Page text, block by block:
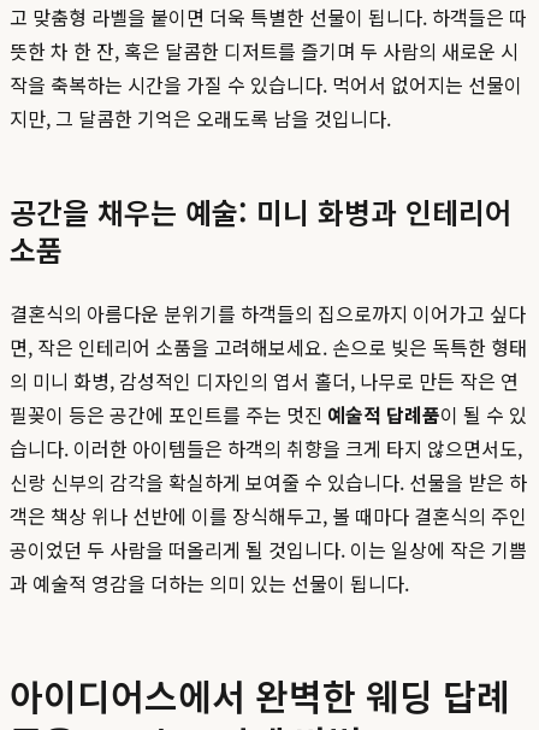
고 맞춤형 라벨을 붙이면 더욱 특별한 선물이 됩니다. 하객들은 따
뜻한 차 한 잔, 혹은 달콤한 디저트를 즐기며 두 사람의 새로운 시
작을 축복하는 시간을 가질 수 있습니다. 먹어서 없어지는 선물이
지만, 그 달콤한 기억은 오래도록 남을 것입니다.
공간을 채우는 예술: 미니 화병과 인테리어
소품
결혼식의 아름다운 분위기를 하객들의 집으로까지 이어가고 싶다
면, 작은 인테리어 소품을 고려해보세요. 손으로 빚은 독특한 형태
의 미니 화병, 감성적인 디자인의 엽서 홀더, 나무로 만든 작은 연
필꽂이 등은 공간에 포인트를 주는 멋진 예술적 답례품이 될 수 있
습니다. 이러한 아이템들은 하객의 취향을 크게 타지 않으면서도,
신랑 신부의 감각을 확실하게 보여줄 수 있습니다. 선물을 받은 하
객은 책상 위나 선반에 이를 장식해두고, 볼 때마다 결혼식의 주인
공이었던 두 사람을 떠올리게 될 것입니다. 이는 일상에 작은 기쁨
과 예술적 영감을 더하는 의미 있는 선물이 됩니다.
아이디어스에서 완벽한 웨딩 답례